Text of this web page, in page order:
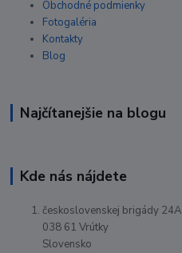
Obchodné podmienky
Fotogaléria
Kontakty
Blog
Najčítanejšie na blogu
Kde nás nájdete
československej brigády 24A
038 61 Vrútky
Slovensko